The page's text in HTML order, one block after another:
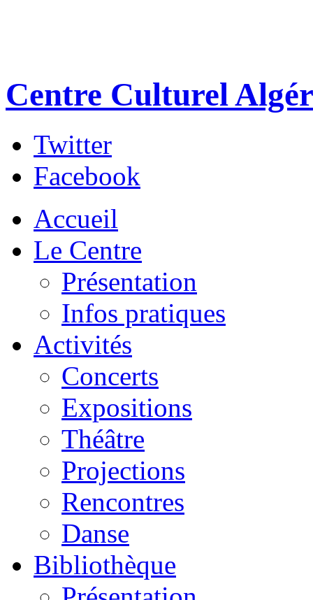
Centre Culturel
Twitter
Facebook
Accueil
Le Centre
Présentation
Infos pratiques
Activités
Concerts
Expositions
Théâtre
Projections
Rencontres
Danse
Bibliothèque